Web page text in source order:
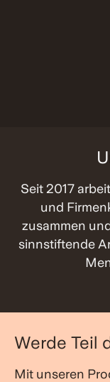
Seit 2017
und
zusammen
sinnstiftende
Werde Teil
Mit unseren